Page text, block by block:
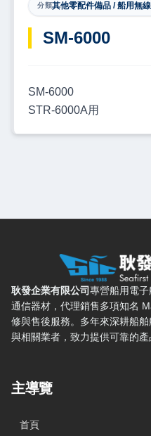
分類其他零配件備品 / 船用無
​SM-6000
SM-6000
STR-6000A用
耿發企業有限公司 — 網站
耿發企業有限公司專營船用電
通信器材，代理銷售多項知名
修與售後服務。多年來深耕船
與相關業者，致力提供可靠的產
主導覽
首頁